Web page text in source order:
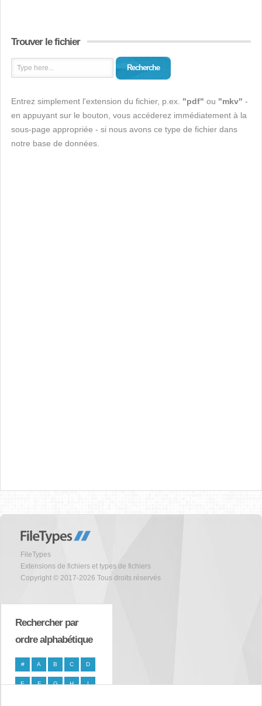
Trouver le fichier
Recherche
Entrez simplement l'extension du fichier, p.ex. "pdf" ou "mkv" -
en appuyant sur le bouton, vous accéderez immédiatement à la
sous-page appropriée - si nous avons ce type de fichier dans
notre base de données.
FileTypes
Extensions de fichiers et types de fichiers
Copyright © 2017-2026 Tous droits réservés
Rechercher par
ordre alphabétique
# A B C D
E F G H I